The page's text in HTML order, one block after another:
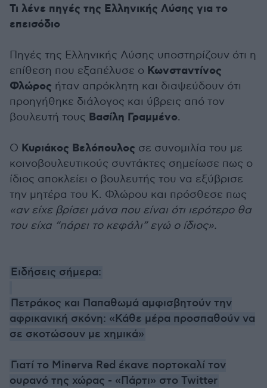
Τι λένε πηγές της Ελληνικής Λύσης για το
επεισόδιο
Πηγές της Ελληνικής Λύσης υποστηρίζουν ότι η
επίθεση που εξαπέλυσε ο Κωνσταντίνος
Φλώρος ήταν απρόκλητη και διαψεύδουν ότι
προηγήθηκε διάλογος και ύβρεις από τον
βουλευτή τους Βασίλη Γραμμένο.
Ο Κυριάκος Βελόπουλος σε συνομιλία του με
κοινοβουλευτικούς συντάκτες σημείωσε πως ο
ίδιος αποκλείει ο βουλευτής του να εξύβρισε
την μητέρα του Κ. Φλώρου και πρόσθεσε πως
«αν είχε βρίσει μάνα που είναι ότι ιερότερο θα
του είχα “πάρει το κεφάλι” εγώ ο ίδιος».
Ειδήσεις σήμερα:
Πετράκος και Παπαθωμά αμφισβητούν την
αφρικανική σκόνη: «Κάθε μέρα προσπαθούν να
σε σκοτώσουν με χημικά»
Γιατί το Minerva Red έκανε πορτοκαλί τον
ουρανό της χώρας - «Πάρτι» στο Twitter